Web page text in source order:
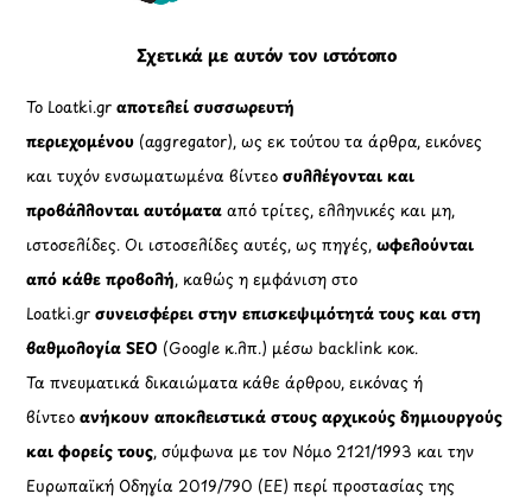
Σχετικά με αυτόν τον ιστότοπο
Το Loatki.grαποτελεί συσσωρευτή
περιεχομένου (aggregator), ως εκ τούτου τα άρθρα, εικόνες
και τυχόν ενσωματωμένα βίντεοσυλλέγονται και
προβάλλονται αυτόματααπό τρίτες, ελληνικές και μη,
ιστοσελίδες. Οι ιστοσελίδες αυτές, ως πηγές,ωφελούνται
από κάθε προβολή, καθώς η εμφάνιση στο
Loatki.gr συνεισφέρει στην επισκεψιμότητά τους και στη
βαθμολογία SEO (Google κ.λπ.) μέσω backlink κοκ.
Τα πνευματικά δικαιώματα κάθε άρθρου, εικόνας ή
βίντεοανήκουν αποκλειστικά στους αρχικούς δημιουργούς
και φορείς τους, σύμφωνα με τον Νόμο 2121/1993 και την
Ευρωπαϊκή Οδηγία 2019/790 (ΕΕ) περί προστασίας της